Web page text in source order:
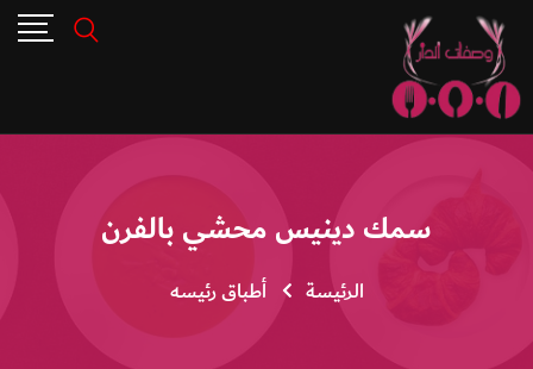
سمك دينيس محشي بالفرن
الرئيسة أطباق رئيسه